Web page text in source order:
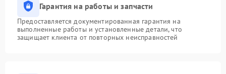
Гарантия на работы и запчасти
Предоставляется документированная гарантия на
выполненные работы и установленные детали, что
защищает клиента от повторных неисправностей